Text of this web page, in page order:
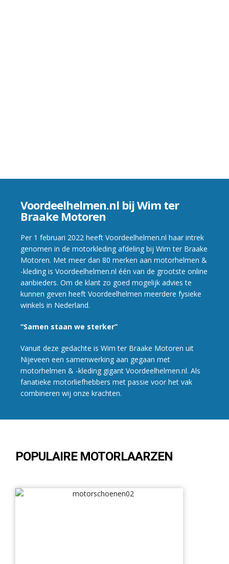
Voordeelhelmen.nl bij Wim ter
Braake Motoren
Per 1 februari 2022 heeft Voordeelhelmen.nl haar intrek
genomen in de motorkleding afdeling bij Wim ter Braake
Motoren. Met meer dan 80 merken aan motorhelmen &
-kleding is Voordeelhelmen.nl één van de grootste online
aanbieders. Om de klant zo goed mogelijk advies te
kunnen geven heeft Voordeelhelmen meerdere fysieke
winkels in Nederland.
“Samen staan we sterker”
Vanuit deze gedachte is Wim ter Braake Motoren uit
Nijeveen een samenwerking aan gegaan met
motorhelmen & -kleding gigant Voordeelhelmen.nl. Als
fanatieke motorliefhebbers met passie voor het vak
combineren wij onze krachten.
POPULAIRE MOTORLAARZEN